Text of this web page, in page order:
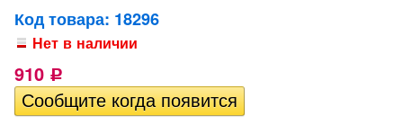
Код товара: 18296
Нет в наличии
910 Р